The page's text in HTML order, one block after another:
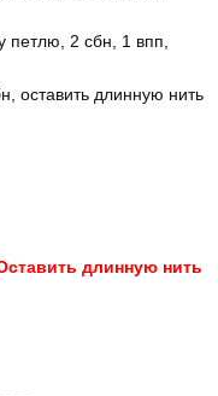
петлю, 2 сбн, 1 впп,
оставить длинную нить
длинную нить